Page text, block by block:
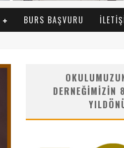
BURS BAŞVURU
DERNEĞIMIZIN